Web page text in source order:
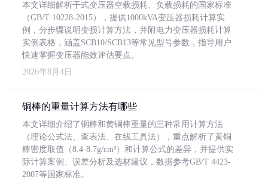
本文详细解析干式变压器空载损耗、负载损耗的国家标准
（GB/T 10228-2015），提供1000kVA变压器损耗计算实
例，分步骤说明变损计算方法，并附电力变压器损耗计算
实例表格，涵盖SCB10/SCB13等常见型号参数，指导用户
快速掌握变压器能效评估要点。
2026年8月4日
铜棒的重量计算方法有哪些
本文详细介绍了铜棒和黄铜棒重量的三种常用计算方法
（理论公式法、查表法、在线工具法），重点解析了黄铜
棒密度取值（8.4-8.7g/cm³）和计算公式的差异，并提供实
际计算案例、误差分析及选材建议，数据参考GB/T 4423-
2007等国家标准。